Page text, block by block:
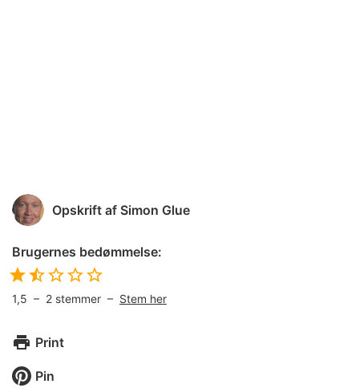
Opskrift af Simon Glue
Brugernes bedømmelse:
1,5 – 2 stemmer – Stem her
Print
Pin